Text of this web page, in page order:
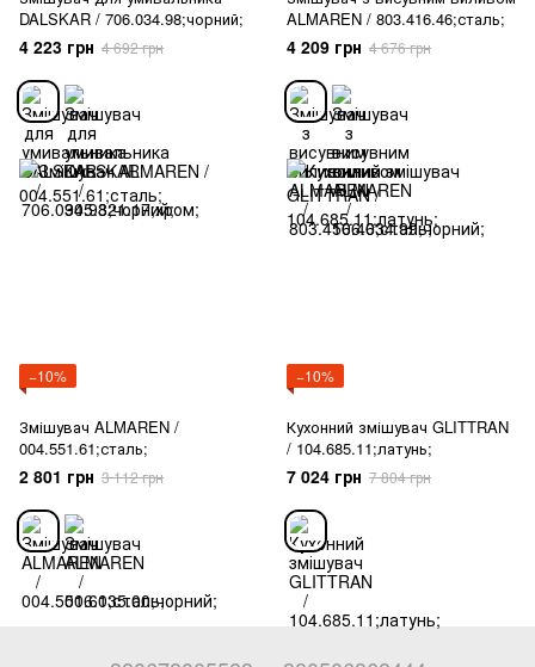
DALSKAR / 706.034.98;чорний;
4 223 грн 4 692 грн
ALMAREN / 803.416.46;сталь;
4 209 грн 4 676 грн
−10%
Змішувач ALMAREN /
004.551.61;сталь;
2 801 грн 3 112 грн
−10%
Кухонний змішувач GLITTRAN
/ 104.685.11;латунь;
7 024 грн 7 804 грн